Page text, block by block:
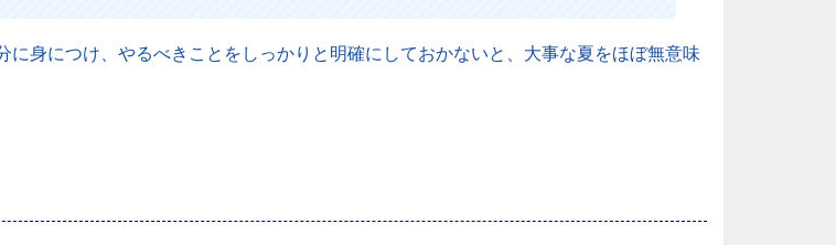
身につけ、やるべきことをしっかりと明確にしておかないと、大事な夏をほぼ無意味